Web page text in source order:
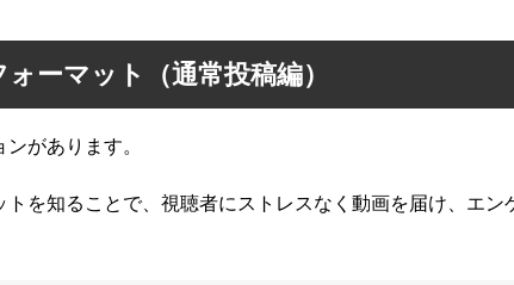
ーマット（通常投稿編）
があります。
を知ることで、視聴者にストレスなく動画を届け、エン